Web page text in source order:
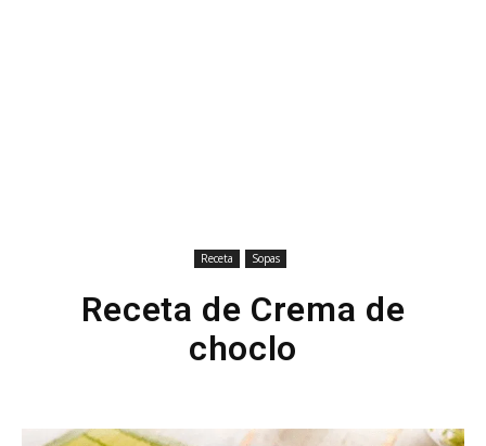
Receta Sopas
Receta de Crema de
choclo